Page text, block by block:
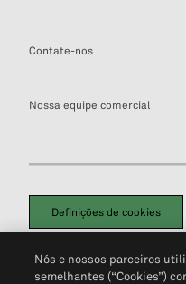
Contate-nos
Nossa equipe comercial
Definições de cookies
Política de PrivacidadePortal de
Não Venda Minhas
Nós e nossos parceiros
semelhantes (“Cookies”)